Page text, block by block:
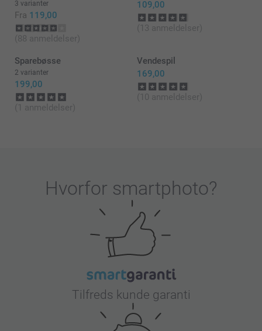
Varme hilsner
Zeinab @smartphoto
3 varianter
Fra 119,00
(88 anmeldelser)
109,00
(13 anmeldelser)
Sparebøsse
2 varianter
199,00
(1 anmeldelser)
Vendespil
169,00
(10 anmeldelser)
Hvorfor smartphoto?
Tilfreds kunde garanti